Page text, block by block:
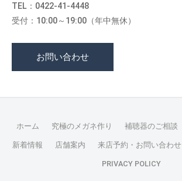
TEL：0422-41-4448
受付：10:00～19:00（年中無休）
お問い合わせ
ホーム 究極のメガネ作り 補聴器のご相談
新着情報 店舗案内 来店予約・お問い合わせ
PRIVACY POLICY